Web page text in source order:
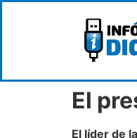
El
El líder de